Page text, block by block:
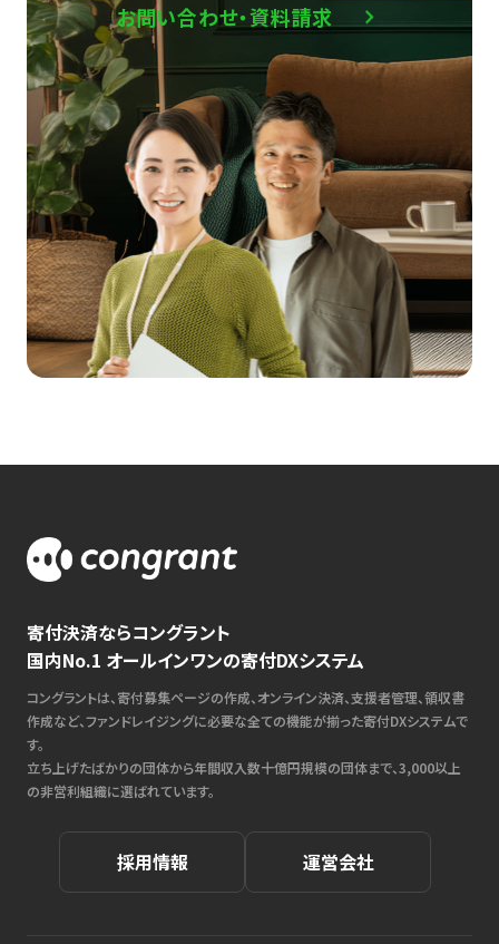
お問い合わせ・資料請求
寄付決済ならコングラント
国内No.1 オールインワンの寄付DXシステム
コングラントは、寄付募集ページの作成、オンライン決済、支援者管理、領収書
作成など、ファンドレイジングに必要な全ての機能が揃った寄付DXシステムで
す。
立ち上げたばかりの団体から年間収入数十億円規模の団体まで、3,000以上
の非営利組織に選ばれています。
採用情報 運営会社